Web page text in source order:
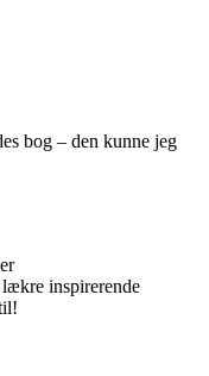
bog – den kunne jeg
inspirerende